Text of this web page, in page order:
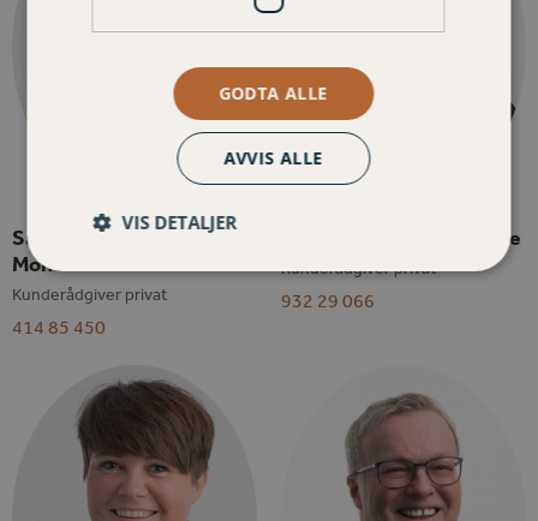
Sarah Stenbråten
Monsen
Kunderådgiver privat
414 85 450
Nathalie Thornæs Hovde
Kunderådgiver privat
932 29 066
GODTA ALLE
AVVIS ALLE
VIS DETALJER